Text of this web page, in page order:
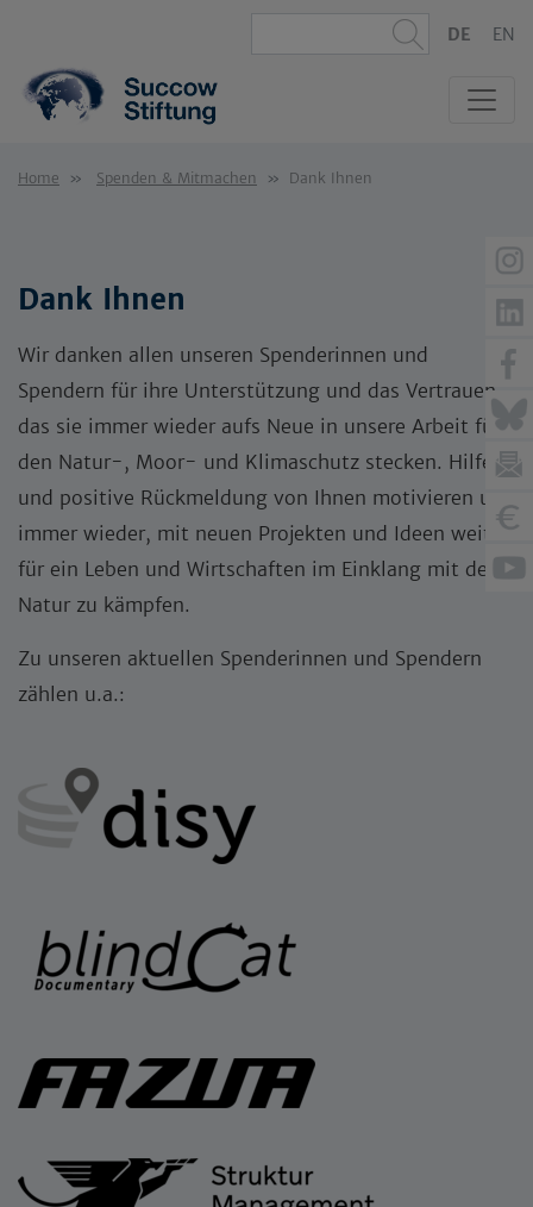
DE EN
Home Spenden & Mitmachen Dank Ihnen
Dank Ihnen
Wir danken allen unseren Spenderinnen und
Spendern für ihre Unterstützung und das Vertrauen,
das sie immer wieder aufs Neue in unsere Arbeit für
den Natur-, Moor- und Klimaschutz stecken. Hilfe
und positive Rückmeldung von Ihnen motivieren uns
immer wieder, mit neuen Projekten und Ideen weiter
für ein Leben und Wirtschaften im Einklang mit der
Natur zu kämpfen.
Zu unseren aktuellen Spenderinnen und Spendern
zählen u.a.: